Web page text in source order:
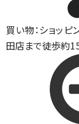
買い物：ショッピ
田店まで徒歩約